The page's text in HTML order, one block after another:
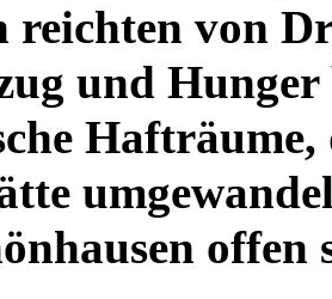
reichten von
und
Hafträume,
offen